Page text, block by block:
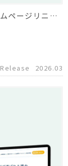
株式会社アドバンテックマルダイ様 ホームページリニューアル（制作協力）
Release
2026.03